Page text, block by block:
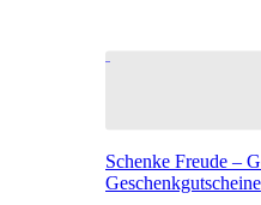
Schenke Freude –
Geschenkgutscheine